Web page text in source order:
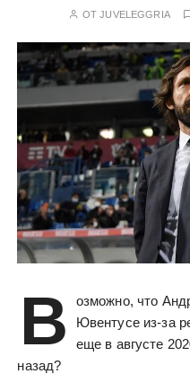
ОТJUVELEGGRIA
В
озможно, что
Ювентусе из-за
еще в августе
назад?